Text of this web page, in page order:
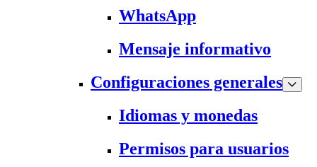
WhatsApp
Mensaje informativo
Configuraciones generales
Idiomas y monedas
Permisos para usuarios